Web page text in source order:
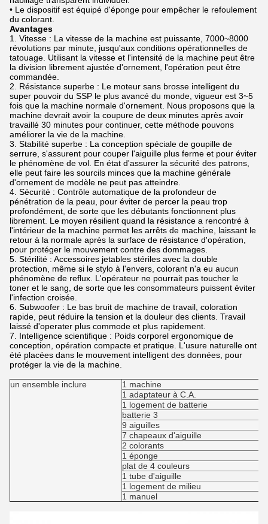
• Le dispositif est équipé d'éponge pour empêcher le refoulement
du colorant.
Avantages
1. Vitesse : La vitesse de la machine est puissante, 7000~8000
révolutions par minute, jusqu'aux conditions opérationnelles de
tatouage. Utilisant la vitesse et l'intensité de la machine peut être
la division librement ajustée d'ornement, l'opération peut être
commandée.
2. Résistance superbe : Le moteur sans brosse intelligent du
super pouvoir du SSP le plus avancé du monde, vigueur est 3~5
fois que la machine normale d'ornement. Nous proposons que la
machine devrait avoir la coupure de deux minutes après avoir
travaillé 30 minutes pour continuer, cette méthode pouvons
améliorer la vie de la machine.
3. Stabilité superbe : La conception spéciale de goupille de
serrure, s'assurent pour couper l'aiguille plus ferme et pour éviter
le phénomène de vol. En état d'assurer la sécurité des patrons,
elle peut faire les sourcils minces que la machine générale
d'ornement de modèle ne peut pas atteindre.
4. Sécurité : Contrôle automatique de la profondeur de
pénétration de la peau, pour éviter de percer la peau trop
profondément, de sorte que les débutants fonctionnent plus
librement. Le moyen résilient quand la résistance a rencontré à
l'intérieur de la machine permet les arrêts de machine, laissant le
retour à la normale après la surface de résistance d'opération,
pour protéger le mouvement contre des dommages.
5. Stérilité : Accessoires jetables stériles avec la double
protection, même si le stylo à l'envers, colorant n'a eu aucun
phénomène de reflux. L'opérateur ne pourrait pas toucher le
toner et le sang, de sorte que les consommateurs puissent éviter
l'infection croisée.
6. Subwoofer : Le bas bruit de machine de travail, coloration
rapide, peut réduire la tension et la douleur des clients. Travail
laissé d'operater plus commode et plus rapidement.
7. Intelligence scientifique : Poids corporel ergonomique de
conception, opération compacte et pratique. L'usure naturelle ont
été placées dans le mouvement intelligent des données, pour
protéger la vie de la machine.
un ensemble inclure
1 machine
1 adaptateur à C.A.
1 logement de batterie
batterie 3
9 aiguilles
7 chapeaux d'aiguille
2 colorants
1 éponge
plat de 4 couleurs
1 tube d'aiguille
1 logement de milieu
1 manuel